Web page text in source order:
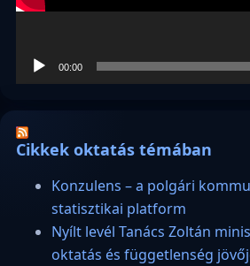
00:00
Cikkek oktatás témában
Konzulens – a polgári
statisztikai platform
Nyílt levél Tanács Zoltán
oktatás és függetlenség